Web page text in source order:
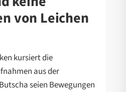
von Leichen
kursiert die
aus der
seien Bewegungen